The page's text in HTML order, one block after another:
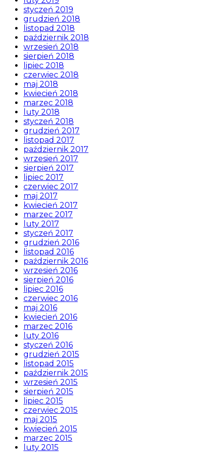
styczeń 2019
grudzień 2018
listopad 2018
październik 2018
wrzesień 2018
sierpień 2018
lipiec 2018
czerwiec 2018
maj 2018
kwiecień 2018
marzec 2018
luty 2018
styczeń 2018
grudzień 2017
listopad 2017
październik 2017
wrzesień 2017
sierpień 2017
lipiec 2017
czerwiec 2017
maj 2017
kwiecień 2017
marzec 2017
luty 2017
styczeń 2017
grudzień 2016
listopad 2016
październik 2016
wrzesień 2016
sierpień 2016
lipiec 2016
czerwiec 2016
maj 2016
kwiecień 2016
marzec 2016
luty 2016
styczeń 2016
grudzień 2015
listopad 2015
październik 2015
wrzesień 2015
sierpień 2015
lipiec 2015
czerwiec 2015
maj 2015
kwiecień 2015
marzec 2015
luty 2015